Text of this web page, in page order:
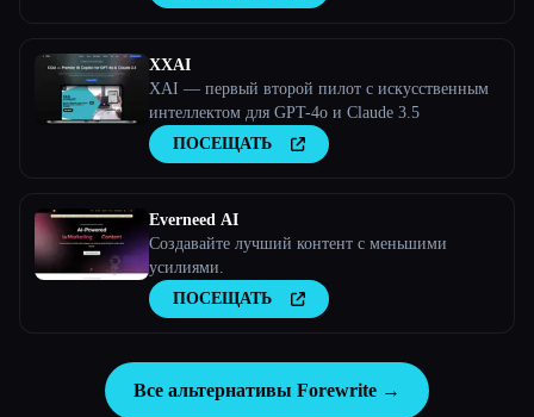
XXAI
XAI — первый второй пилот с искусственным
интеллектом для GPT-4o и Claude 3.5
ПОСЕЩАТЬ
Everneed AI
Создавайте лучший контент с меньшими
усилиями.
ПОСЕЩАТЬ
Все альтернативы Forewrite →